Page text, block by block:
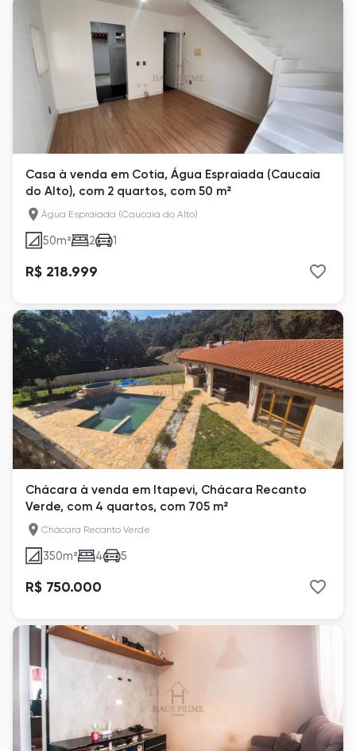
Casa à venda em Cotia, Água Espraiada (Caucaia
do Alto), com 2 quartos, com 50 m²
Água Espraiada (Caucaia do Alto)
50m² 2 1
R$ 218.999
Chácara à venda em Itapevi, Chácara Recanto
Verde, com 4 quartos, com 705 m²
Chácara Recanto Verde
350m² 4 5
R$ 750.000